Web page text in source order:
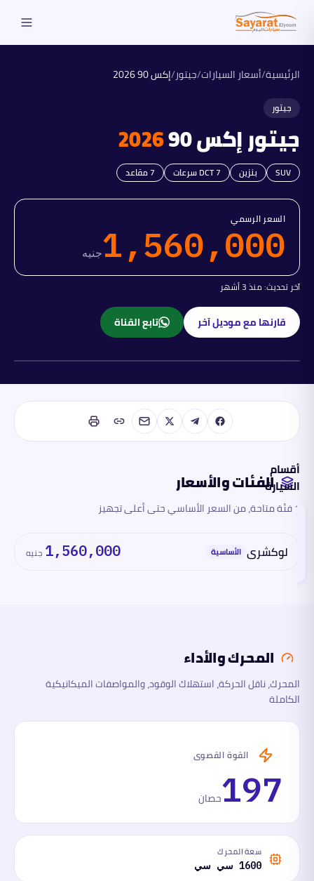
الرئيسية/أسعار السيارات/جيتور/إكس 90 2026
جيتور
جيتورإكس 90 2026
SUV بنزين DCT 7 سرعات 7مقاعد
السعر الرسمي
1,560,000جنيه
آخر تحديث:منذ 3 أشهر
قارنها مع موديل آخر تابع القناة
أقسام
السيارة
الفئات
هذا
القسم
الأبعاد
ما
لها
وما
عليها
الفئات والأسعار
1 فئة متاحة، من السعر الأساسي حتى أعلى تجهيز
لوكشري الأساسية 1,560,000 جنيه
المحرك والأداء
المحرك، ناقل الحركة، استهلاك الوقود، والمواصفات الميكانيكية
الكاملة
القوة القصوى
197حصان
سعة المحرك
1600 سي سي